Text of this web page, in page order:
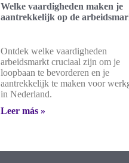
Welke vaardigheden maken je
aantrekkelijk op de
Ontdek welke vaardigheden
arbeidsmarkt cruciaal zijn om je
loopbaan te bevorderen en je
aantrekkelijk te maken voor
in Nederland.
Leer más »